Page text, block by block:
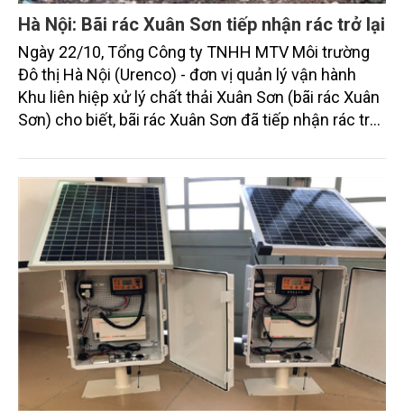
Hà Nội: Bãi rác Xuân Sơn tiếp nhận rác trở lại
Ngày 22/10, Tổng Công ty TNHH MTV Môi trường
Đô thị Hà Nội (Urenco) - đơn vị quản lý vận hành
Khu liên hiệp xử lý chất thải Xuân Sơn (bãi rác Xuân
Sơn) cho biết, bãi rác Xuân Sơn đã tiếp nhận rác trở